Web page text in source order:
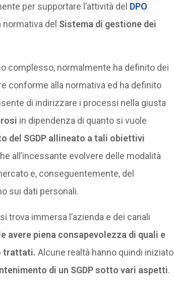
per supportare l’attività del DPO
del Sistema di gestione dei
complesso, normalmente ha definito dei
conforme alla normativa ed ha definito
di indirizzare i processi nella giusta
in dipendenza di quanto si vuole
del SGDP allineato a tali obiettivi
all’incessante evolvere delle modalità
e, conseguentemente, del
sui dati personali.
trova immersa l’azienda e dei canali
avere piena consapevolezza di quali e
trattati. Alcune realtà hanno quindi iniziato
di un SGDP sotto vari aspetti.